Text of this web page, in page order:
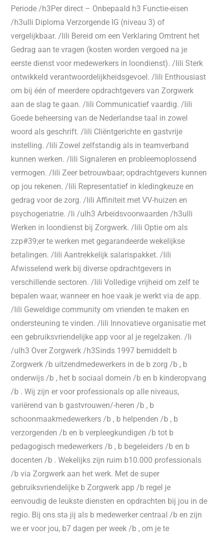
Periode /h3Per direct – Onbepaald h3 Functie-eisen
/h3ulli Diploma Verzorgende IG (niveau 3) of
vergelijkbaar. /lili Bereid om een Verklaring Omtrent het
Gedrag aan te vragen (kosten worden vergoed na je
eerste dienst voor medewerkers in loondienst). /lili Sterk
ontwikkeld verantwoordelijkheidsgevoel. /lili Enthousiast
om bij één of meerdere opdrachtgevers van Zorgwerk
aan de slag te gaan. /lili Communicatief vaardig. /lili
Goede beheersing van de Nederlandse taal in zowel
woord als geschrift. /lili Cliëntgerichte en gastvrije
instelling. /lili Zowel zelfstandig als in teamverband
kunnen werken. /lili Signaleren en probleemoplossend
vermogen. /lili Zeer betrouwbaar; opdrachtgevers kunnen
op jou rekenen. /lili Representatief in kledingkeuze en
gedrag voor de zorg. /lili Affiniteit met VV-huizen en
psychogeriatrie. /li /ulh3 Arbeidsvoorwaarden /h3ulli
Werken in loondienst bij Zorgwerk. /lili Optie om als
zzp#39;er te werken met gegarandeerde wekelijkse
betalingen. /lili Aantrekkelijk salarispakket. /lili
Afwisselend werk bij diverse opdrachtgevers in
verschillende sectoren. /lili Volledige vrijheid om zelf te
bepalen waar, wanneer en hoe vaak je werkt via de app.
/lili Geweldige community om vrienden te maken en
ondersteuning te vinden. /lili Innovatieve organisatie met
een gebruiksvriendelijke app voor al je regelzaken. /li
/ulh3 Over Zorgwerk /h3Sinds 1997 bemiddelt b
Zorgwerk /b uitzendmedewerkers in de b zorg /b , b
onderwijs /b , het b sociaal domein /b en b kinderopvang
/b . Wij zijn er voor professionals op alle niveaus,
variërend van b gastvrouwen/-heren /b , b
schoonmaakmedewerkers /b , b helpenden /b , b
verzorgenden /b en b verpleegkundigen /b tot b
pedagogisch medewerkers /b , b begeleiders /b en b
docenten /b . Wekelijks zijn ruim b10.000 professionals
/b via Zorgwerk aan het werk. Met de super
gebruiksvriendelijke b Zorgwerk app /b regel je
eenvoudig de leukste diensten en opdrachten bij jou in de
regio. Bij ons sta jij als b medewerker centraal /b en zijn
we er voor jou, b7 dagen per week /b , om je te